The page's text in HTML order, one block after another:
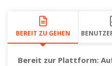
BEREIT ZU GEHEN
Bereit zur Plattform: